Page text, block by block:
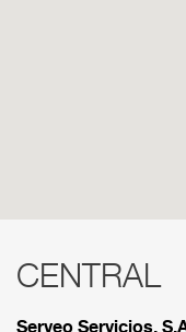
CENTRAL
Serveo Servicios,
RED